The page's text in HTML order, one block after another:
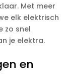
Met meer
elk elektrisch
zo snel
je elektra.
en